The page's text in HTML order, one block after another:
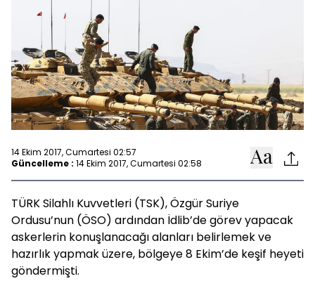
14 Ekim 2017, Cumartesi 02:57
Güncelleme : 14 Ekim 2017, Cumartesi 02:58
TÜRK Silahlı Kuvvetleri (TSK), Özgür Suriye
Ordusu’nun (ÖSO) ardından İdlib’de görev yapacak
askerlerin konuşlanacağı alanları belirlemek ve
hazırlık yapmak üzere, bölgeye 8 Ekim’de keşif heyeti
göndermişti.